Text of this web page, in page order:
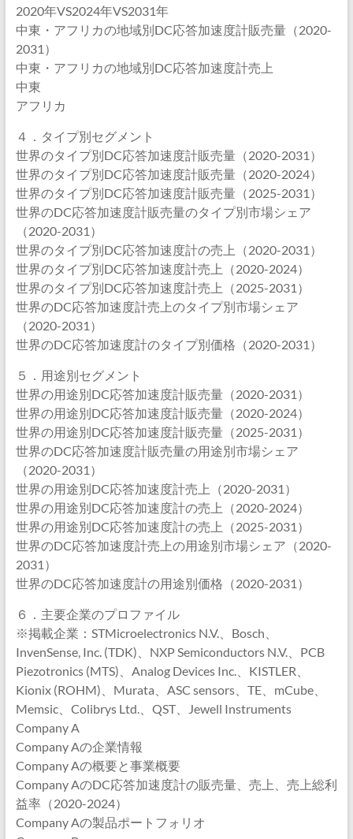
2020年VS2024年VS2031年
中東・アフリカの地域別DC応答加速度計販売量（2020-
2031）
中東・アフリカの地域別DC応答加速度計売上
中東
アフリカ
４．タイプ別セグメント
世界のタイプ別DC応答加速度計販売量（2020-2031）
世界のタイプ別DC応答加速度計販売量（2020-2024）
世界のタイプ別DC応答加速度計販売量（2025-2031）
世界のDC応答加速度計販売量のタイプ別市場シェア
（2020-2031）
世界のタイプ別DC応答加速度計の売上（2020-2031）
世界のタイプ別DC応答加速度計売上（2020-2024）
世界のタイプ別DC応答加速度計売上（2025-2031）
世界のDC応答加速度計売上のタイプ別市場シェア
（2020-2031）
世界のDC応答加速度計のタイプ別価格（2020-2031）
５．用途別セグメント
世界の用途別DC応答加速度計販売量（2020-2031）
世界の用途別DC応答加速度計販売量（2020-2024）
世界の用途別DC応答加速度計販売量（2025-2031）
世界のDC応答加速度計販売量の用途別市場シェア
（2020-2031）
世界の用途別DC応答加速度計売上（2020-2031）
世界の用途別DC応答加速度計の売上（2020-2024）
世界の用途別DC応答加速度計の売上（2025-2031）
世界のDC応答加速度計売上の用途別市場シェア（2020-
2031）
世界のDC応答加速度計の用途別価格（2020-2031）
６．主要企業のプロファイル
※掲載企業：STMicroelectronics N.V.、Bosch、
InvenSense, Inc. (TDK)、NXP Semiconductors N.V.、PCB
Piezotronics (MTS)、Analog Devices Inc.、KISTLER、
Kionix (ROHM)、Murata、ASC sensors、TE、mCube、
Memsic、Colibrys Ltd.、QST、Jewell Instruments
Company A
Company Aの企業情報
Company Aの概要と事業概要
Company AのDC応答加速度計の販売量、売上、売上総利
益率（2020-2024）
Company Aの製品ポートフォリオ